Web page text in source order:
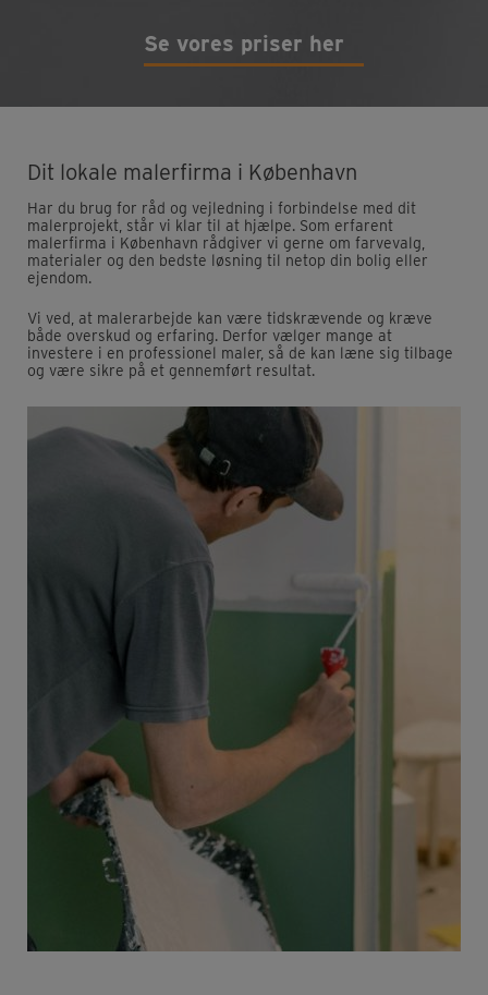
Se vores priser her
Dit lokale malerfirma i København
Har du brug for råd og vejledning i forbindelse med dit
malerprojekt, står vi klar til at hjælpe. Som erfarent
malerfirma i København rådgiver vi gerne om farvevalg,
materialer og den bedste løsning til netop din bolig eller
ejendom.
Vi ved, at malerarbejde kan være tidskrævende og kræve
både overskud og erfaring. Derfor vælger mange at
investere i en professionel maler, så de kan læne sig tilbage
og være sikre på et gennemført resultat.